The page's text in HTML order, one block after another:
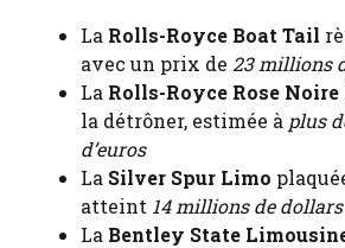
La Rolls-Royce Boat Tail
avec un prix de 23 millions
La Rolls-Royce Rose
la détrôner, estimée à plus
d’euros
La Silver Spur Limo
atteint 14 millions de dollars
La Bentley State